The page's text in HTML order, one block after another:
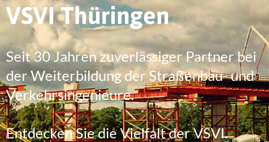
VSVI Thüringen
Seit 30 Jahren zuverlässiger Partner bei
der Weiterbildung der Straßenbau- und
Verkehrsingenieure.
Entdecken Sie die Vielfalt der VSVI.